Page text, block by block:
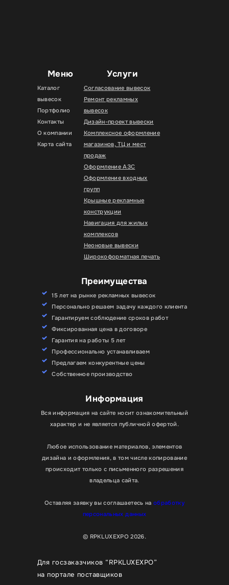
Меню
Каталог
вывесок
Портфолио
Контакты
О компании
Карта сайта
Услуги
Согласование вывесок
Ремонт рекламных
вывесок
Дизайн-проект вывески
Комплексное оформление
магазинов, ТЦ и мест
продаж
Оформление АЗС
Оформление входных
групп
Крышные рекламные
конструкции
Навигация для жилых
комплексов
Неоновые вывески
Широкоформатная печать
Преимущества
15 лет на рынке рекламных вывесок
Персонально решаем задачу каждого клиента
Гарантируем соблюдение сроков работ
Фиксированная цена в договоре
Гарантия на работы 5 лет
Профессионально устанавливаем
Предлагаем конкурентные цены
Собственное производство
Информация
Вся информация на сайте носит ознакомительный
характер и не является публичной офертой.
Любое использование материалов, элементов
дизайна и оформления, в том числе копирование
происходит только с письменного разрешения
владельца сайта.
Оставляя заявку вы соглашаетесь на обработку
персональных данных
© RPKLUXEXPO 2026.
Для госзаказчиков “RPKLUXEXPO”
на портале поставщиков